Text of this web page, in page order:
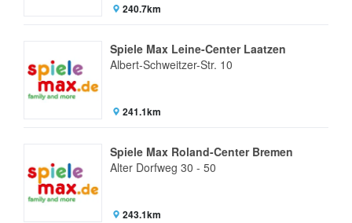
240.7km
Spiele Max Leine-Center Laatzen
Albert-Schweitzer-Str. 10
241.1km
Spiele Max Roland-Center Bremen
Alter Dorfweg 30 - 50
243.1km